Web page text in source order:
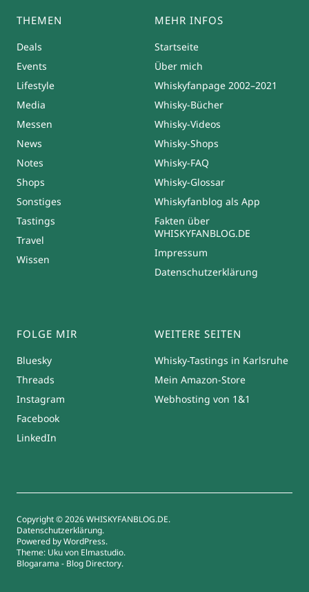
THEMEN
Deals
Events
Lifestyle
Media
Messen
News
Notes
Shops
Sonstiges
Tastings
Travel
Wissen
MEHR INFOS
Startseite
Über mich
Whiskyfanpage 2002–2021
Whisky-Bücher
Whisky-Videos
Whisky-Shops
Whisky-FAQ
Whisky-Glossar
Whiskyfanblog als App
Fakten über
WHISKYFANBLOG.DE
Impressum
Datenschutzerklärung
FOLGE MIR
Bluesky
Threads
Instagram
Facebook
LinkedIn
WEITERE SEITEN
Whisky-Tastings in Karlsruhe
Mein Amazon-Store
Webhosting von 1&1
Copyright © 2026 WHISKYFANBLOG.DE
Datenschutzerklärung
Powered byWordPress
Theme: Uku von Elmastudio
Blogarama - Blog Directory